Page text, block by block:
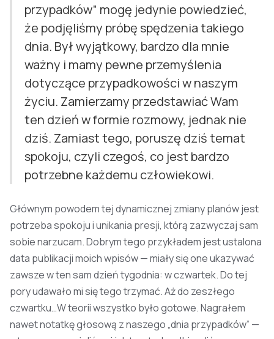
przypadków” mogę jedynie powiedzieć,
że podjęliśmy próbę spędzenia takiego
dnia. Był wyjątkowy, bardzo dla mnie
ważny i mamy pewne przemyślenia
dotyczące przypadkowości w naszym
życiu. Zamierzamy przedstawiać Wam
ten dzień w formie rozmowy, jednak nie
dziś. Zamiast tego, poruszę dziś temat
spokoju, czyli czegoś, co jest bardzo
potrzebne każdemu człowiekowi.
Głównym powodem tej dynamicznej zmiany planów jest
potrzeba spokoju i unikania presji, którą zazwyczaj sam
sobie narzucam. Dobrym tego przykładem jest ustalona
data publikacji moich wpisów — miały się one ukazywać
zawsze w ten sam dzień tygodnia: w czwartek. Do tej
pory udawało mi się tego trzymać. Aż do zeszłego
czwartku…W teorii wszystko było gotowe. Nagrałem
nawet notatkę głosową z naszego „dnia przypadków” —